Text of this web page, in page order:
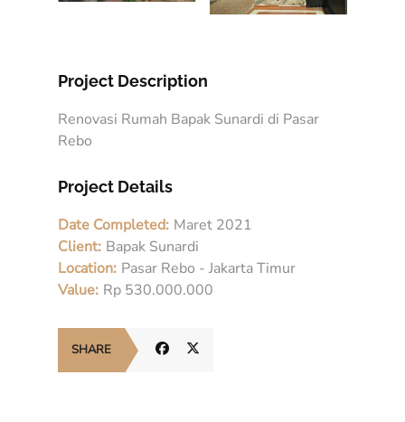
Project Description
Renovasi Rumah Bapak Sunardi di Pasar
Rebo
Project Details
Date Completed: Maret 2021
Client: Bapak Sunardi
Location: Pasar Rebo - Jakarta Timur
Value: Rp 530.000.000
SHARE